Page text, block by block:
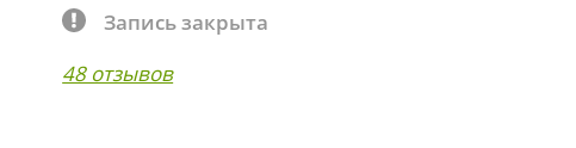
Запись закрыта
48 отзывов